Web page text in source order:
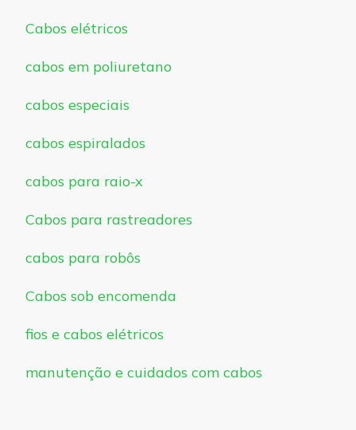
Cabos elétricos
cabos em poliuretano
cabos especiais
cabos espiralados
cabos para raio-x
Cabos para rastreadores
cabos para robôs
Cabos sob encomenda
fios e cabos elétricos
manutenção e cuidados com cabos